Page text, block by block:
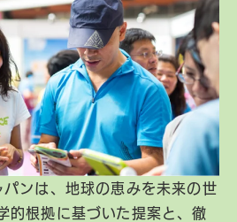
パンは、地球の恵みを未来の世
的根拠に基づいた提案と、徹